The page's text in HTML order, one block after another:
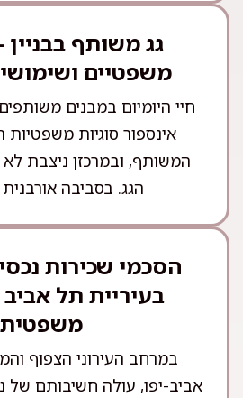
גג משותף בבניין
משפטיים
חיי היומיום במבנים
אינספור סוגיות משפטיות
המשותף, ובמרכזן ניצבת
הגג. בסביבה
הסכמי שכירות
בעיריית תל
משפטית
במרחב העירוני הצפוף
אביב-יפו, עולה חשיבותם של